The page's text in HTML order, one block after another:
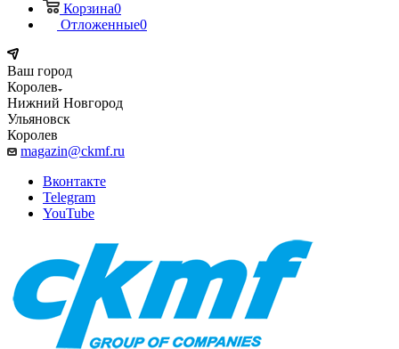
Корзина0
Отложенные0
Ваш город
Королев
Нижний Новгород
Ульяновск
Королев
magazin@ckmf.ru
Вконтакте
Telegram
YouTube